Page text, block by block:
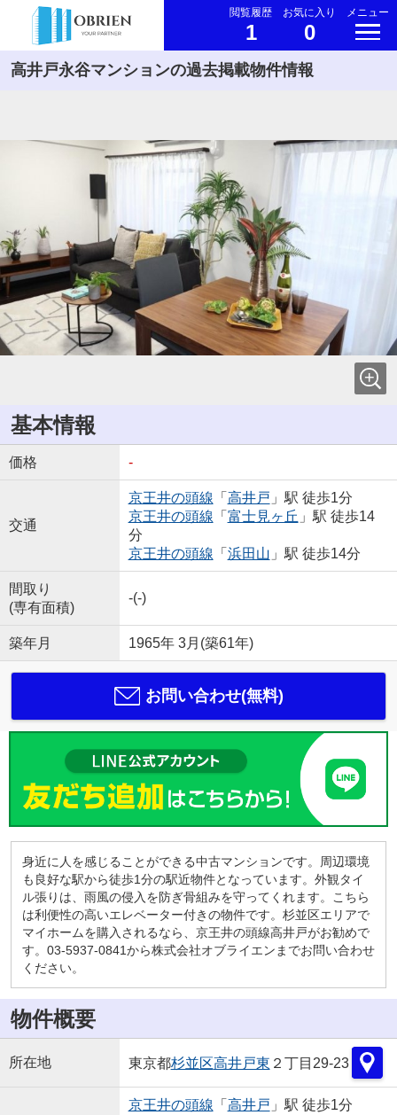
閲覧履歴
1
お気に入り
0
メニュー
高井戸永谷マンションの過去掲載物件情報
基本情報
価格 -
交通
京王井の頭線 「 高井戸 」駅 徒歩1分
京王井の頭線 「 富士見ヶ丘 」駅 徒歩14
分
京王井の頭線 「 浜田山 」駅 徒歩14分
間取り
(専有面積)
-(-)
築年月 1965年 3月(築61年)
お問い合わせ(無料)
身近に人を感じることができる中古マンションです。周辺環境
も良好な駅から徒歩1分の駅近物件となっています。外観タイ
ル張りは、雨風の侵入を防ぎ骨組みを守ってくれます。こちら
は利便性の高いエレベーター付きの物件です。杉並区エリアで
マイホームを購入されるなら、京王井の頭線高井戸がお勧めで
す。03-5937-0841から株式会社オブライエンまでお問い合わせ
ください。
物件概要
所在地 東京都杉並区高井戸東 ２丁目29-23
京王井の頭線 「 高井戸 」駅 徒歩1分